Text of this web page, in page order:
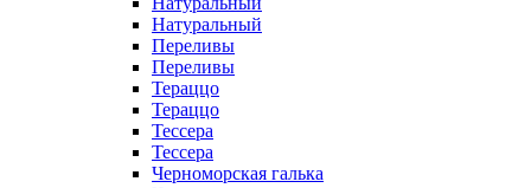
Натуральный
Переливы
Переливы
Тераццо
Тераццо
Тессера
Тессера
Черноморская галька